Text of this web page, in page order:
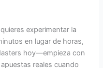
experimentar la
en lugar de horas,
hoy—empieza con
reales cuando